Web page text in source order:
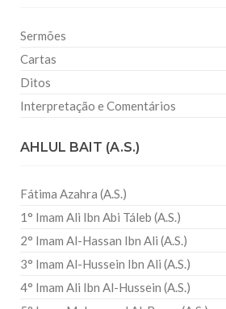
Sermões
Cartas
Ditos
Interpretação e Comentários
AHLUL BAIT (A.S.)
Fátima Azahra (A.S.)
1° Imam Ali Ibn Abi Táleb (A.S.)
2° Imam Al-Hassan Ibn Ali (A.S.)
3° Imam Al-Hussein Ibn Ali (A.S.)
4° Imam Ali Ibn Al-Hussein (A.S.)